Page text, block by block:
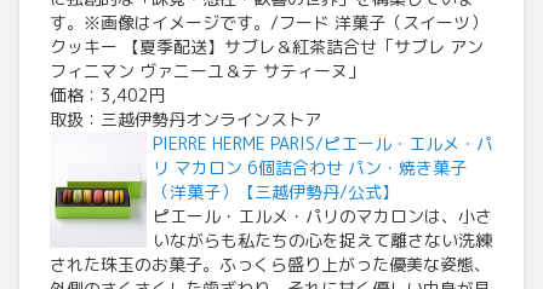
す。※画像はイメージです。/フード 洋菓子（スイーツ）
クッキー 【夏季配送】サブレ＆紅茶詰合せ「サブレ アン
フィニマン ヴァニーユ＆テ サティーヌ」
価格：3,402円
取扱：三越伊勢丹オンラインストア
PIERRE HERME PARIS/ピエール・エルメ・パ
リ マカロン 6個詰合わせ パン・焼き菓子
（洋菓子）【三越伊勢丹/公式】
ピエール・エルメ・パリのマカロンは、小さ
いながらも私たちの心を捉えて離さない洗練
された珠玉のお菓子。ふっくら盛り上がった優美な姿態、